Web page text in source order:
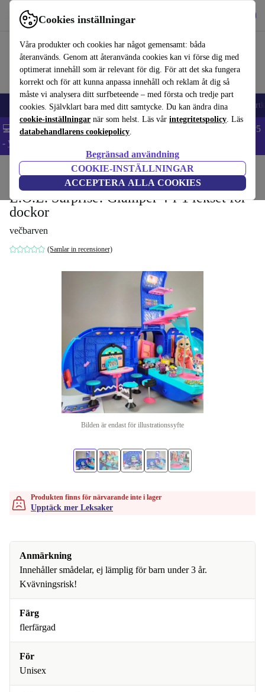
Cookies inställningar
Våra produkter och cookies har något gemensamt: båda
återanvänds. Genom att återanvända cookies kan vi förse dig med
optimerat innehåll som är relevant för dig. För att det ska fungera
korrekt och för att kunna anpassa innehåll och reklam åt dig så
måste vi analysera ditt surfbeteende – med första och tredje part
cookies. Självklart bara med ditt samtycke. Du kan ändra dina
cookie-inställningar när som helst. Läs vår integritetspolicy. Läs
databehandlarens cookiepolicy.
Begränsad användning
COOKIE-INSTÄLLNINGAR
ACCEPTERA ALLA COOKIES
Använd refurbed snabbt och enkelt
🎒 Back to school Mobiltelefoner Bärbara datorer Surfplattor
💻 Extra 5% rabatt på alla MacBooks och laptops - Code: LAPTOP5
- Villkor
Leksaker
L.O.L. Surprise! Glamper 4-i-1 lekset för
dockor
večbarven
(Samlar in recensioner)
Bilden är endast för illustrationssyfte
Produkten finns för närvarande inte i lager
Upptäck mer Leksaker
Anmärkning
Innehåller smådelar, ej lämplig för barn under 3 år.
Kvävningsrisk!
Färg
flerfärgad
För
Unisex